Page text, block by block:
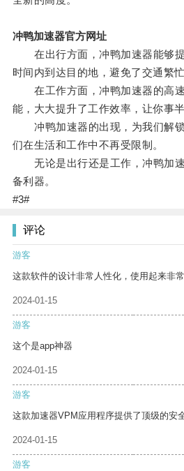
冲鸭加速器官方网址
在出行方面，冲鸭加速器能够提
时间内到达目的地，避免了交通繁
在工作方面，冲鸭加速器的高速
能，大大提升了工作效率，让你事半
冲鸭加速器的出现，为我们解锁
们在生活和工作中不再受限制。
无论是出行还是工作，冲鸭加速
备利器。
#3#
评论
游客
这款软件的设计非常人性化，使用起来非常
2024-01-15
游客
这个是app神器
2024-01-15
游客
这款加速器VPM应用程序提供了顶级的安
2024-01-15
游客